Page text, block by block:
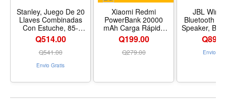
Stanley, Juego De 20
Llaves Combinadas
Con Estuche, 85-
783LA
Q514.00
Q541.00
Envio Gratis
Xiaomi Redmi
PowerBank 20000
mAh Carga Rápida
18W, Color Negro
Q199.00
Q279.00
JBL Wind
Bluetooth
Speaker,
Black
Q
Envio